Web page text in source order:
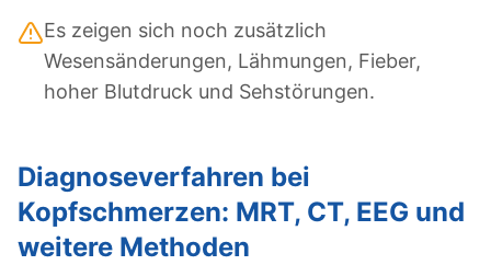
Es zeigen sich noch zusätzlich
Wesensänderungen, Lähmungen, Fieber,
hoher Blutdruck und Sehstörungen.
Diagnoseverfahren bei
Kopfschmerzen: MRT, CT, EEG und
weitere Methoden